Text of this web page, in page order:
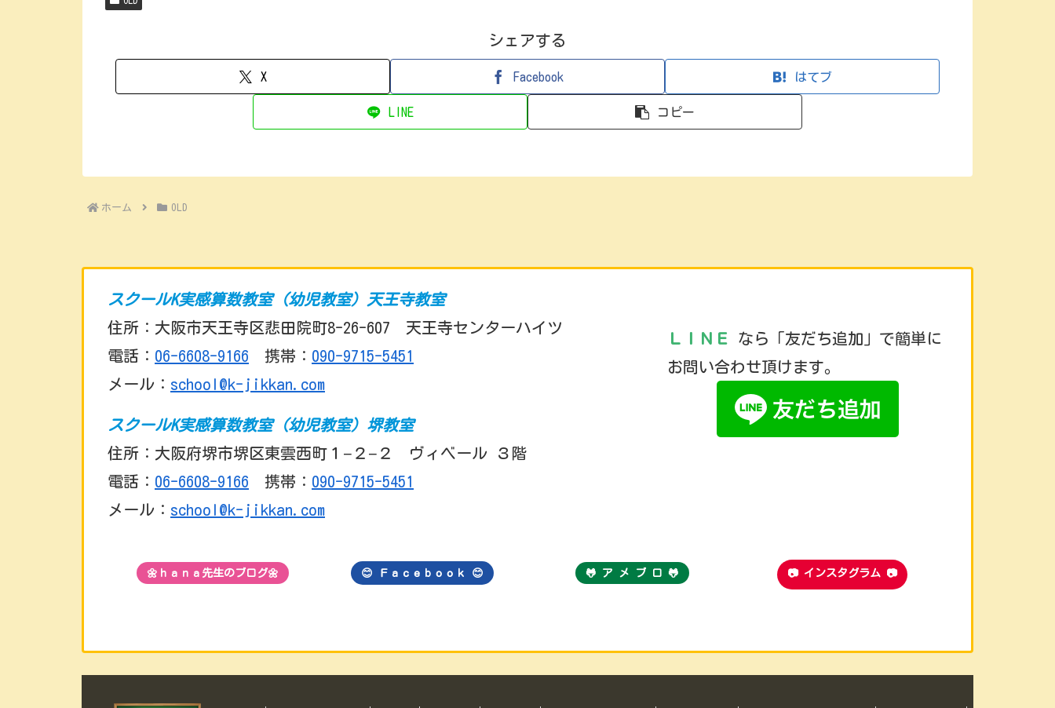
シェアする
X Facebook はてブ
LINE コピー
ホーム OLD
スクールK実感算数教室（幼児教室）天王寺教室
住所：大阪市天王寺区悲田院町8-26-607 天王寺センターハイツ
電話： 06-6608-9166 携帯： 090-9715-5451
メール： school@k-jikkan.com
スクールK実感算数教室（幼児教室）堺教室
住所：大阪府堺市堺区東雲西町１−２−２ ヴィベール ３階
電話： 06-6608-9166 携帯： 090-9715-5451
メール： school@k-jikkan.com
ＬＩＮＥ
なら「友だち追加」で簡単に
お問い合わせ頂けます。
🌼ｈａｎａ先生のブログ🌼 😊 Ｆａｃｅｂｏｏｋ 😊 🐸 ア メ ブ ロ 🐸 📷 インスタグラム 📷